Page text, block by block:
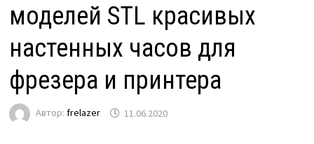
моделей STL красивых
настенных часов для
фрезера и принтера
Автор: frelazer 11.06.2020